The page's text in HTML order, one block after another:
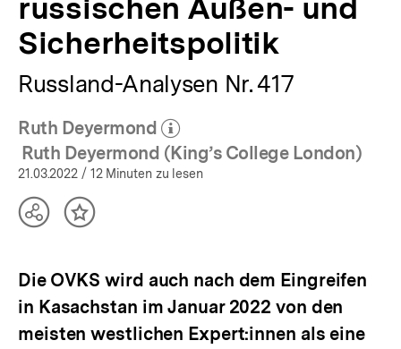
bpb.de
russischen Außen- und
Sicherheitspolitik
Russland-Analysen Nr. 417
Ruth Deyermond
(Mehr zum Autor)
öffnen
Ruth Deyermond (King’s College London)
21.03.2022 / 12 Minuten zu lesen
TeilenInhalt
Die OVKS wird auch nach dem Eingreifen
in Kasachstan im Januar 2022 von den
meisten westlichen Expert:innen als eine